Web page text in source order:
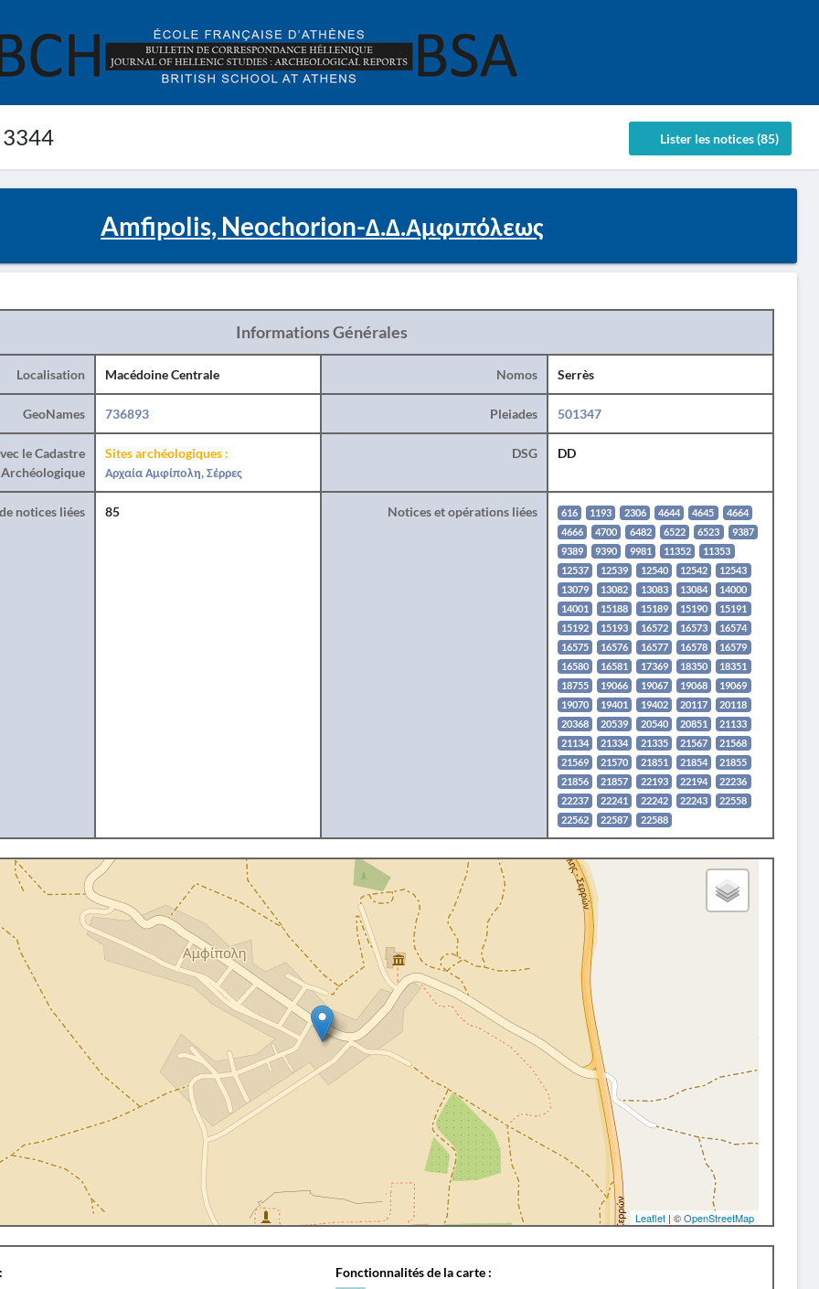
Lister les notices (85)
Amfipolis, Neochorion-Δ.Δ.Αμφιπόλεως
Informations Générales
Localisation Macédoine Centrale Nomos Serrès
GeoNames 736893 Pleiades 501347
le Cadastre
Archéologique
Sites archéologiques :
Αρχαία Αμφίπολη, Σέρρες
DSG DD
notices liées 85 Notices et opérations liées 616 1193 2306 4644 4645
4664
4666
4700 6482 6522 6523
9387
9389
9390 9981 11352
11353
12537
12539 12540 12542
12543
13079
13082 13083 13084
14000
14001
15188 15189 15190
15191
15192
15193 16572 16573
16574
16575
16576 16577 16578
16579
16580
16581 17369 18350
18351
18755
19066 19067 19068
19069
19070
19401 19402 20117
20118
20368
20539 20540 20851
21133
21134
21334 21335 21567
21568
21569
21570 21851 21854
21855
21856
21857 22193 22194
22236
22237
22241 22242 22243
22558
22562
22587 22588
Leaflet | ©OpenStreetMap
Fonctionnalités de la carte :